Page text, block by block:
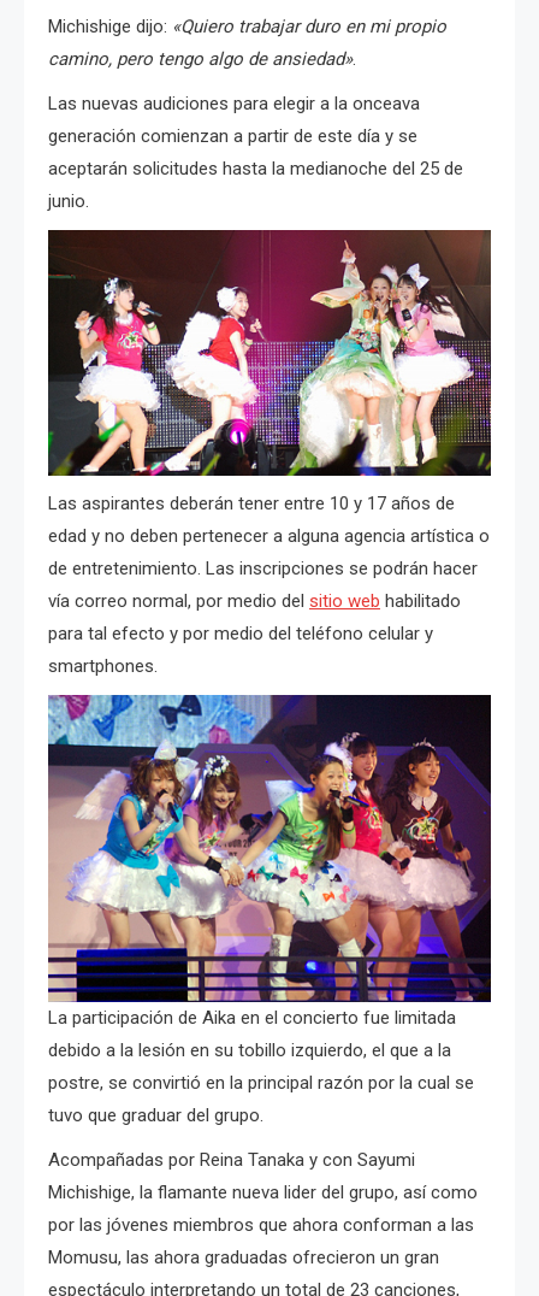
Michishige dijo: «Quiero trabajar duro en mi propio
camino, pero tengo algo de ansiedad».
Las nuevas audiciones para elegir a la onceava
generación comienzan a partir de este día y se
aceptarán solicitudes hasta la medianoche del 25 de
junio.
Las aspirantes deberán tener entre 10 y 17 años de
edad y no deben pertenecer a alguna agencia artística o
de entretenimiento. Las inscripciones se podrán hacer
vía correo normal, por medio del sitio web habilitado
para tal efecto y por medio del teléfono celular y
smartphones.
La participación de Aika en el concierto fue limitada
debido a la lesión en su tobillo izquierdo, el que a la
postre, se convirtió en la principal razón por la cual se
tuvo que graduar del grupo.
Acompañadas por Reina Tanaka y con Sayumi
Michishige, la flamante nueva lider del grupo, así como
por las jóvenes miembros que ahora conforman a las
Momusu, las ahora graduadas ofrecieron un gran
espectáculo interpretando un total de 23 canciones,